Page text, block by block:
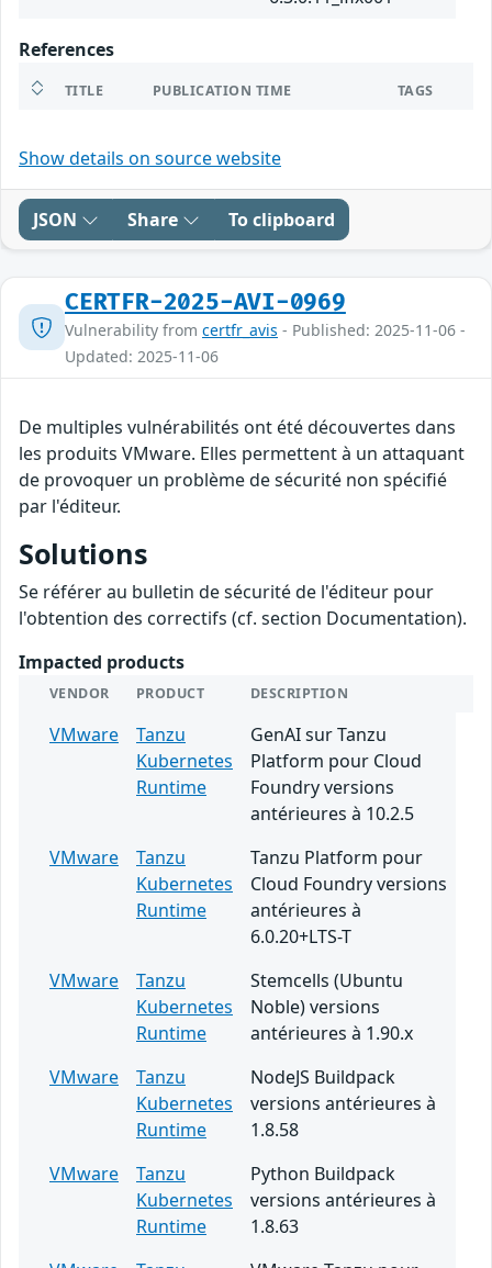
References
TITLE PUBLICATION TIME TAGS
Show details on source website
JSON Share To clipboard
CERTFR-2025-AVI-0969
Vulnerability from certfr_avis - Published: 2025-11-06 -
Updated: 2025-11-06
De multiples vulnérabilités ont été découvertes dans
les produits VMware. Elles permettent à un attaquant
de provoquer un problème de sécurité non spécifié
par l'éditeur.
Solutions
Se référer au bulletin de sécurité de l'éditeur pour
l'obtention des correctifs (cf. section Documentation).
Impacted products
VENDOR PRODUCT DESCRIPTION
VMware
Tanzu
Kubernetes
Runtime
GenAI sur Tanzu
Platform pour Cloud
Foundry versions
antérieures à 10.2.5
VMware
Tanzu
Kubernetes
Runtime
Tanzu Platform pour
Cloud Foundry versions
antérieures à
6.0.20+LTS-T
VMware
Tanzu
Kubernetes
Runtime
Stemcells (Ubuntu
Noble) versions
antérieures à 1.90.x
VMware
Tanzu
Kubernetes
Runtime
NodeJS Buildpack
versions antérieures à
1.8.58
VMware
Tanzu
Kubernetes
Runtime
Python Buildpack
versions antérieures à
1.8.63